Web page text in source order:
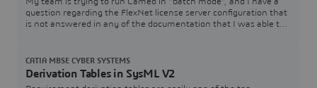
question regarding the FlexNet license server configuration that
is not answered in any of the documentation that I was able to
FL_SERVER_PORT), and I also see that I can specify a tool
edition (FL_EDITION). However, in th
Derivation Tables in SysML V2
CATIA MBSE CYBER SYSTEMS